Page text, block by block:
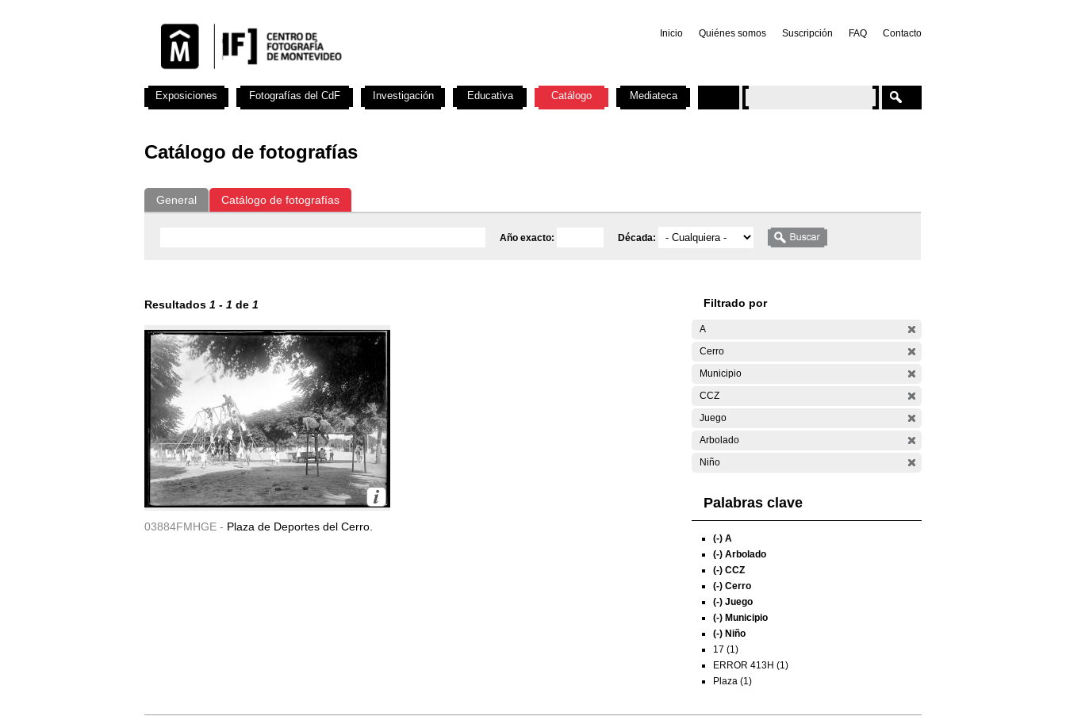
Inicio Quiénes somos Suscripción FAQ Contacto
Catálogo de fotografías
General Catálogo de fotografías
Año exacto: Década:
Resultados 1 - 1 de 1
03884FMHGE - Plaza de Deportes del Cerro.
Filtrado por
A
Cerro
Municipio
CCZ
Juego
Arbolado
Niño
Palabras clave
(-) A
(-) Arbolado
(-) CCZ
(-) Cerro
(-) Juego
(-) Municipio
(-) Niño
17 (1)
ERROR 413H (1)
Plaza (1)
Exposiciones Fotografías del CdF Investigación Educativa Catálogo Mediateca